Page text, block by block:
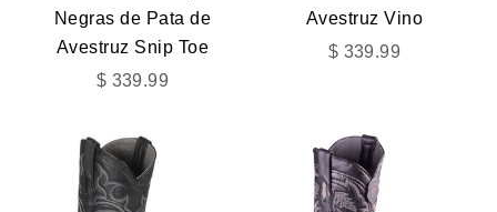
Negras de Pata de
Avestruz Snip Toe
Precio de oferta
$ 339.99
Avestruz Vino
Precio de oferta
$ 339.99